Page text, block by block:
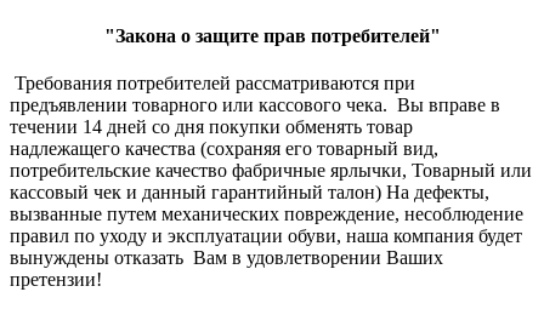
"Закона о защите прав потребителей"
Требования потребителей рассматриваются при
предъявлении товарного или кассового чека. Вы вправе в
течении 14 дней со дня покупки обменять товар
надлежащего качества (сохраняя его товарный вид,
потребительские качество фабричные ярлычки, Товарный или
кассовый чек и данный гарантийный талон) На дефекты,
вызванные путем механических повреждение, несоблюдение
правил по уходу и эксплуатации обуви, наша компания будет
вынуждены отказать Вам в удовлетворении Ваших
претензии!